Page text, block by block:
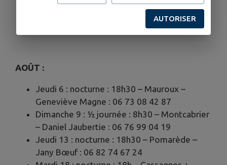
de soleil » – lieu, date et horaire
communiqués 48h avant par mail.
AOÛT :
Jeudi 6 : nocturne : 18h30 – Mauroux –
Geneviève Magne : 06 73 08 42 87
Dimanche 9 : ½ journée : 8h30 – Montcabrier
– Daniel Jaubertie : 06 76 99 04 19
Jeudi 13 : nocturne : 18h30 – Pomarède –
Jany Bœuf : 06 82 74 67 24
AUTORISER